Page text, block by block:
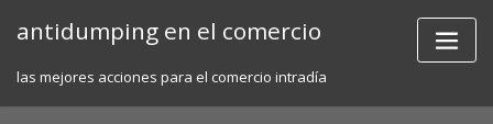
antidumping en el comercio
las mejores acciones para el comercio intradía